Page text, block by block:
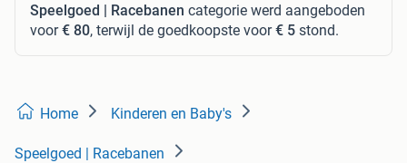
Speelgoed | Racebanen categorie werd aangeboden
voor€ 80, terwijl de goedkoopste voor€ 5 stond.
Home Kinderen en Baby's
Speelgoed | Racebanen